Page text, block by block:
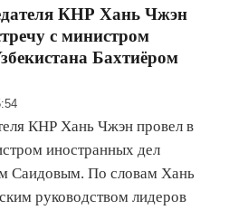
КНР Хань Чжэн
с министром
Бахтиёром
КНР Хань Чжэн провел в
иностранных дел
Саидовым. По словам Хань
руководством лидеров